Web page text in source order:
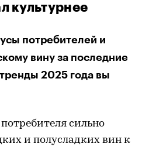
культурнее
потребителей и
вину за последние
2025 года вы
сильно
и полусладких вин к